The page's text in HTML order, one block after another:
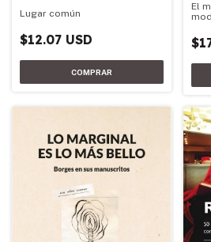
Lugar común
$12.07 USD
El